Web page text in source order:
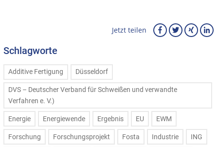
Jetzt teilen
Schlagworte
Additive Fertigung Düsseldorf
DVS – Deutscher Verband für Schweißen und verwandte
Verfahren e. V.)
Energie Energiewende Ergebnis EU EWM
Forschung Forschungsprojekt Fosta Industrie ING